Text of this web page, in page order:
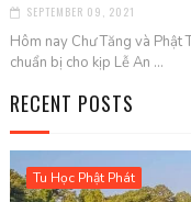
SEPTEMBER 09, 2021
Hôm nay Chư Tăng và Phật
chuẩn bị cho kịp Lễ An ...
RECENT POSTS
Tu Học Phật Phát